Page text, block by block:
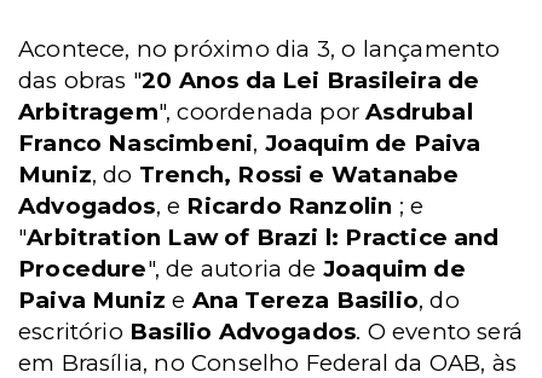
Acontece, no próximo dia 3, o lançamento
das obras "20 Anos da Lei Brasileira de
Arbitragem", coordenada porAsdrubal
Franco Nascimbeni, Joaquim de Paiva
Muniz, do Trench, Rossi e Watanabe
Advogados, e Ricardo Ranzolin ; e
"Arbitration Law of Brazi l: Practice and
Procedure", de autoria de Joaquim de
Paiva Munize Ana Tereza Basilio, do
escritório Basilio Advogados. O evento será
em Brasília, no Conselho Federal da OAB, às